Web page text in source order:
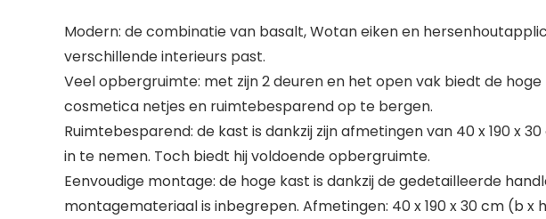
Modern: de combinatie van basalt, Wotan eiken en
verschillende interieurs past.
Veel opbergruimte: met zijn 2 deuren en het open vak biedt de
cosmetica netjes en ruimtebesparend op te bergen.
Ruimtebesparend: de kast is dankzij zijn afmetingen van 40 x 190
in te nemen. Toch biedt hij voldoende opbergruimte.
Eenvoudige montage: de hoge kast is dankzij de gedetailleerde
montagemateriaal is inbegrepen. Afmetingen: 40 x 190 x 30 cm (b x